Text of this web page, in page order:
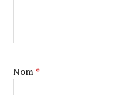
Nom*